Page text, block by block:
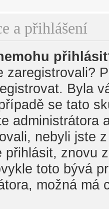
a přihlášení
zaregistrovali?
Byla
se tato
administrátora
nebyli jste
přihlásit, znovu
toto bývá
možná má